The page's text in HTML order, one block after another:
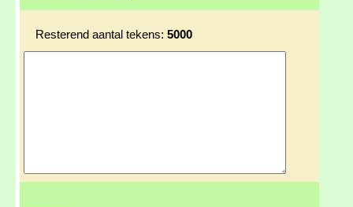
Resterend aantal tekens: 5000